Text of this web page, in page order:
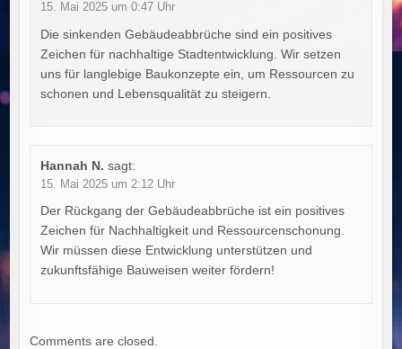
15. Mai 2025 um 0:47 Uhr
Die sinkenden Gebäudeabbrüche sind ein positives
Zeichen für nachhaltige Stadtentwicklung. Wir setzen
uns für langlebige Baukonzepte ein, um Ressourcen zu
schonen und Lebensqualität zu steigern.
Hannah N. sagt:
15. Mai 2025 um 2:12 Uhr
Der Rückgang der Gebäudeabbrüche ist ein positives
Zeichen für Nachhaltigkeit und Ressourcenschonung.
Wir müssen diese Entwicklung unterstützen und
zukunftsfähige Bauweisen weiter fördern!
Comments are closed.